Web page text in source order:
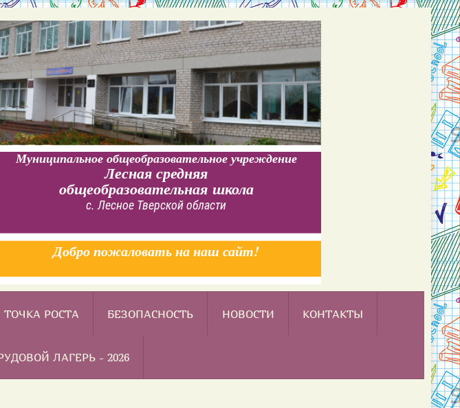
Муниципальное общеобразовательное учреждение
Лесная средняя
общеобразовательная школа
с. Лесное Тверской области
Добро пожаловать на наш сайт!
ТОЧКА РОСТА БЕЗОПАСНОСТЬ НОВОСТИ КОНТАКТЫ
ЛАГЕРЬ - 2026